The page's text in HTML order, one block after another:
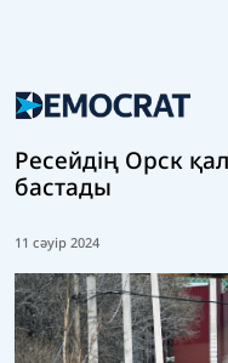
Ресейдің Орск
бастады
11 сәуір 2024